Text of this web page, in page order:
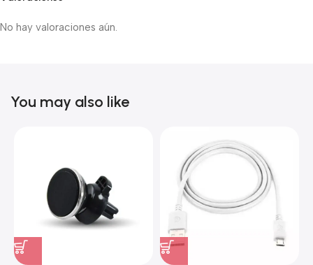
No hay valoraciones aún.
You may also like